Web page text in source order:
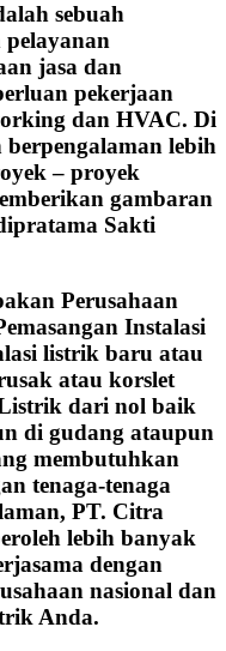
sebuah
jasa dan
pekerjaan
dan HVAC. Di
berpengalaman lebih
– proyek
gambaran
Sakti
Perusahaan
Instalasi
listrik baru atau
atau korslet
dari nol baik
di gudang ataupun
membutuhkan
tenaga-tenaga
PT. Citra
lebih banyak
dengan
nasional dan
Anda.